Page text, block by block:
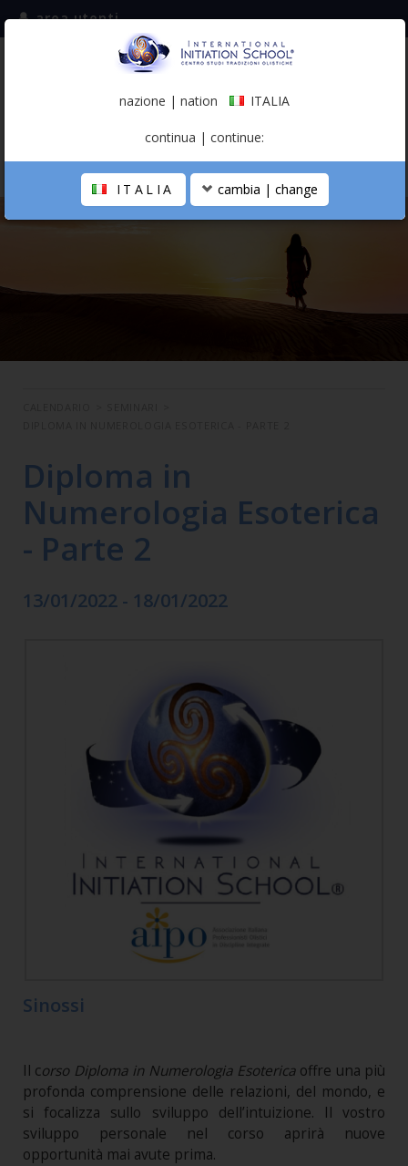
iscriviti alla mailing list
(italiano)
area utenti
LA SCUOLA
Diploma in
Numerologia Esoterica
- Parte 2
13/01/2022 - 18/01/2022
Sinossi
Il corso Diploma in Numerologia Esotericaoffre una più
profonda comprensione delle relazioni, del mondo, e
si focalizza sullo sviluppo dell’intuizione. Il vostro
sviluppo personale nel corso aprirà nuove
opportunità mai avute prima.
nazione | nation ITALIA
continua | continue:
ITALIA cambia | change